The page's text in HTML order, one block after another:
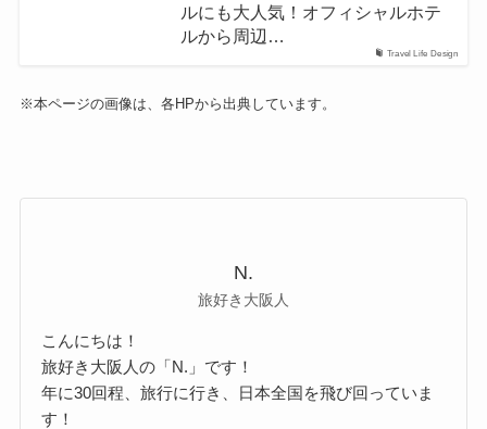
Travel Life Design
ルにも大人気！オフィシャルホテ
ルから周辺…
※本ページの画像は、各HPから出典しています。
N.
旅好き大阪人
こんにちは！
旅好き大阪人の「N.」です！
年に30回程、旅行に行き、日本全国を飛び回っていま
す！